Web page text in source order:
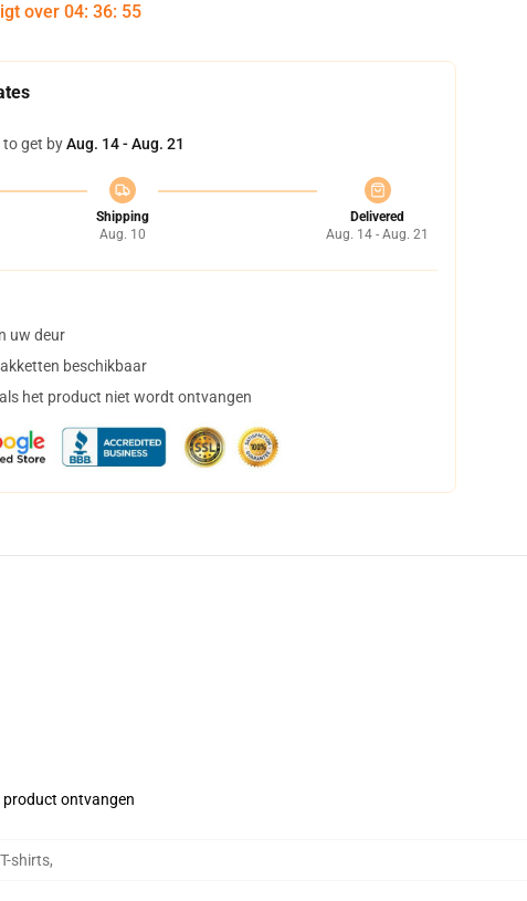
over 04: 36: 54
to get byAug. 14 - Aug. 21
Shipping
Aug. 10
Delivered
Aug. 14 - Aug. 21
uw deur
beschikbaar
het product niet wordt ontvangen
product ontvangen
shirts,